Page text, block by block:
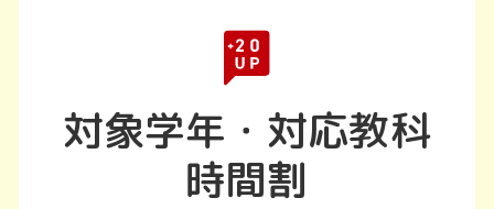
対象学年・対応教科
時間割